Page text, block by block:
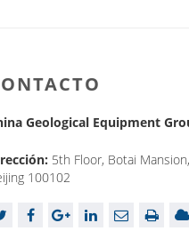
Geological Equipment
5th Floor, Botai
100102